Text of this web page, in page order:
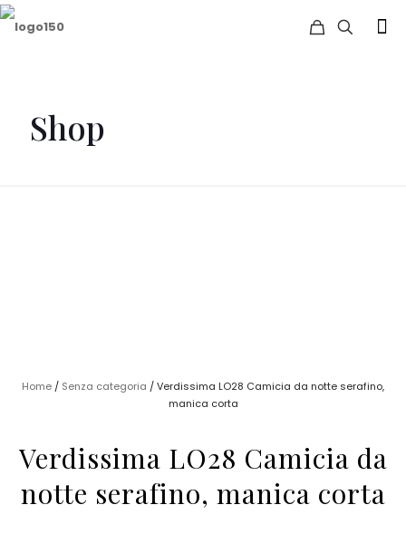
Shop
Home / Senza categoria / Verdissima LO28 Camicia da notte serafino,
manica corta
Verdissima LO28 Camicia da
notte serafino, manica corta